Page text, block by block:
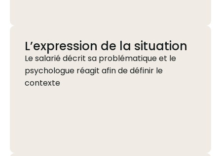
L’expression de la situation
Le salarié décrit sa problématique et le
psychologue réagit afin de définir le
contexte